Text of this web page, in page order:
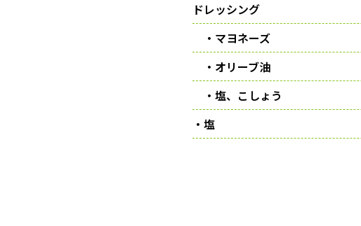
ドレッシング
・マヨネーズ
・オリーブ油
・塩、こしょう
・塩